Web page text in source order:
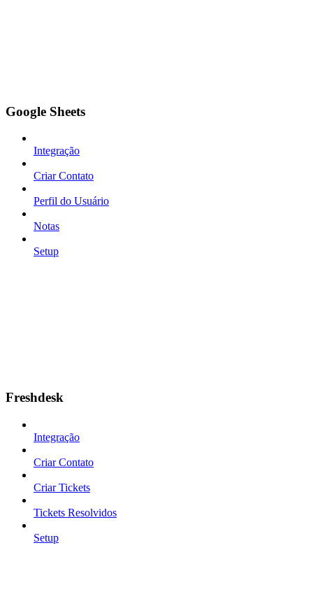
Google Sheets
Integração
Criar Contato
Perfil do Usuário
Notas
Setup
Freshdesk
Integração
Criar Contato
Criar Tickets
Tickets Resolvidos
Setup